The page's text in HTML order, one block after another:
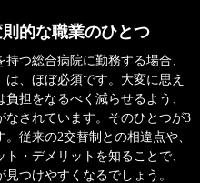
的な職業のひとつ
持つ総合病院に勤務する場合、
は、ほぼ必須です。大変に思え
負担をなるべく減らせるよう、
なされています。そのひとつが3
従来の2交替制との相違点や、
ト・デメリットを知ることで、
見つけやすくなるでしょう。